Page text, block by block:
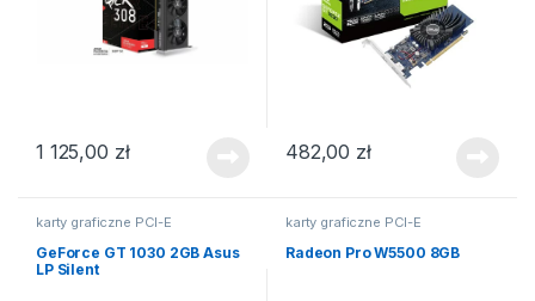
1 125,00 zł 482,00 zł
karty graficzne PCI-E
GeForce GT 1030 2GB Asus
LP Silent
karty graficzne PCI-E
Radeon Pro W5500 8GB